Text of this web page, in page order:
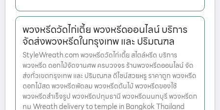
พวงหรีดวัดไก่เตี้ย พวงหรีดออนไลน์ บริการ
จัดส่งพวงหรีดในกรุงเทพ และ ปริมณฑล
StyleWreath.com พวงหรีดวัดไก่เตี้ย สไตล์หรีด บริการ
พวงหรีด ดอกไม้จัดงานศพ ครบวงจร ร้านพวงหรีดออนไลน์ จัด
ส่งทั่วเขตกรุงเทพ และ ปริมณฑล ดีไซน์สวยหรู ราคาถูก พวงหรีด
ดอกไม้สด พวงหรีดพัดลม พวงหรีดต้นไม้ พวงหรีดของใช้
พวงหรีดสำเร็จรูป พวงหรีดปทุมธานี พวงหรีดนนทบุรี พวงหรีดก
ทม Wreath delivery to temple in Bangkok Thailand